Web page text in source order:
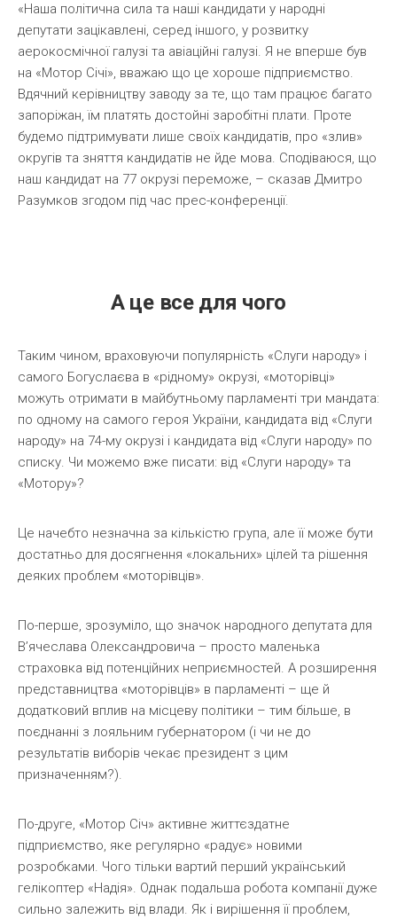
«Наша політична сила та наші кандидати у народні
депутати зацікавлені, серед іншого, у розвитку
аерокосмічної галузі та авіаційні галузі. Я не вперше був
на «Мотор Січі», вважаю що це хороше підприємство.
Вдячний керівництву заводу за те, що там працює багато
запоріжан, їм платять достойні заробітні плати. Проте
будемо підтримувати лише своїх кандидатів, про «злив»
округів та зняття кандидатів не йде мова. Сподіваюся, що
наш кандидат на 77 окрузі переможе, – сказав Дмитро
Разумков згодом під час прес-конференції.
А це все для чого
Таким чином, враховуючи популярність «Слуги народу» і
самого Богуслаєва в «рідному» окрузі, «моторівці»
можуть отримати в майбутньому парламенті три мандата:
по одному на самого героя України, кандидата від «Слуги
народу» на 74-му окрузі і кандидата від «Слуги народу» по
списку. Чи можемо вже писати: від «Слуги народу» та
«Мотору»?
Це начебто незначна за кількістю група, але її може бути
достатньо для досягнення «локальних» цілей та рішення
деяких проблем «моторівців».
По-перше, зрозуміло, що значок народного депутата для
В’ячеслава Олександровича – просто маленька
страховка від потенційних неприємностей. А розширення
представництва «моторівців» в парламенті – ще й
додатковий вплив на місцеву політики – тим більше, в
поєднанні з лояльним губернатором (і чи не до
результатів виборів чекає президент з цим
призначенням?).
По-друге, «Мотор Січ» активне життєздатне
підприємство, яке регулярно «радує» новими
розробками. Чого тільки вартий перший український
гелікоптер «Надія». Однак подальша робота компанії дуже
сильно залежить від влади. Як і вирішення її проблем,